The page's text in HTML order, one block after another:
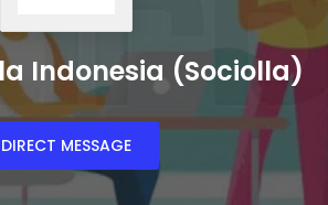
Indonesia (Sociolla)
DIRECT MESSAGE